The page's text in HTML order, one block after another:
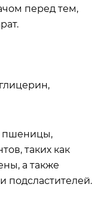
перед тем,
пшеницы,
таких как
а также
подсластителей.